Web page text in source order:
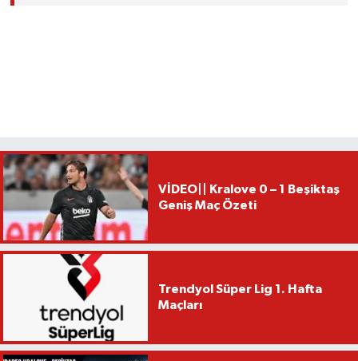
VİDEO|| Kralove 0 – 1 Beşiktaş
Geniş Maç Özeti
Trendyol Süper Lig 1. Hafta
Maçları